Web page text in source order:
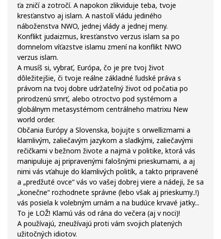
ťa zničí a zotročí. A napokon zlikviduje teba, tvoje
kresťanstvo aj islam. A nastolí vládu jediného
náboženstva NWO, jednej vlády a jednej meny.
Konflikt judaizmus, kresťanstvo verzus islam sa po
domnelom víťazstve islamu zmení na konflikt NWO
verzus islam.
A musíš si, vybrať, Európa, čo je pre tvoj život
dôležitejšie, či tvoje reálne základné ľudské práva s
právom na tvoj dobre udržateľný život od počatia po
prirodzenú smrť, alebo otroctvo pod systémom a
globálnym metasystémom centrálneho matrixu New
world order.
Občania Európy a Slovenska, bojujte s orwellizmami a
klamlivým, zaliečavým jazykom a sladkými, zaliečavými
rečičkami v bežnom živote a najmä v politike, ktorá vás
manipuluje aj pripravenými falošnými prieskumami, a aj
nimi vás vťahuje do klamlivých politík, a takto pripravené
a „predžuté ovce“ vás vo vašej dobrej viere a nádeji, že sa
„konečne“ rozhodnete správne (lebo však aj prieskumy..!)
vás posiela k volebným urnám a na budúce krvavé jatky...
To je LOŽ! Klamú vás od rána do večera (aj v noci)!
A používajú, zneužívajú proti vám svojich platených
užitočných idiotov.